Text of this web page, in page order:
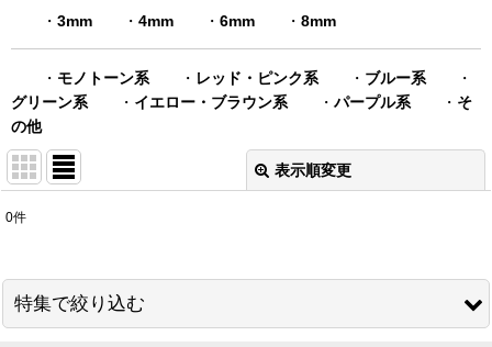
・ 3mm ・ 4mm ・ 6mm ・ 8mm
・ モノトーン系 ・ レッド・ピンク系 ・ ブルー系 ・
グリーン系 ・ イエロー・ブラウン系 ・ パープル系 ・ そ
の他
表示順変更
在庫あり
並び順:
0件
特集で絞り込む